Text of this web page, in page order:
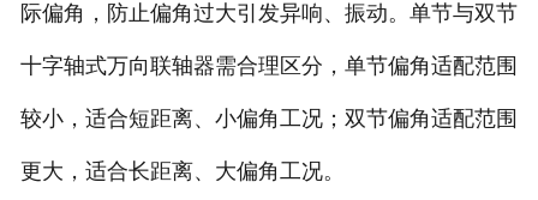
际偏角，防止偏角过大引发异响、振动。单节与双节
十字轴式万向联轴器需合理区分，单节偏角适配范围
较小，适合短距离、小偏角工况；双节偏角适配范围
更大，适合长距离、大偏角工况。